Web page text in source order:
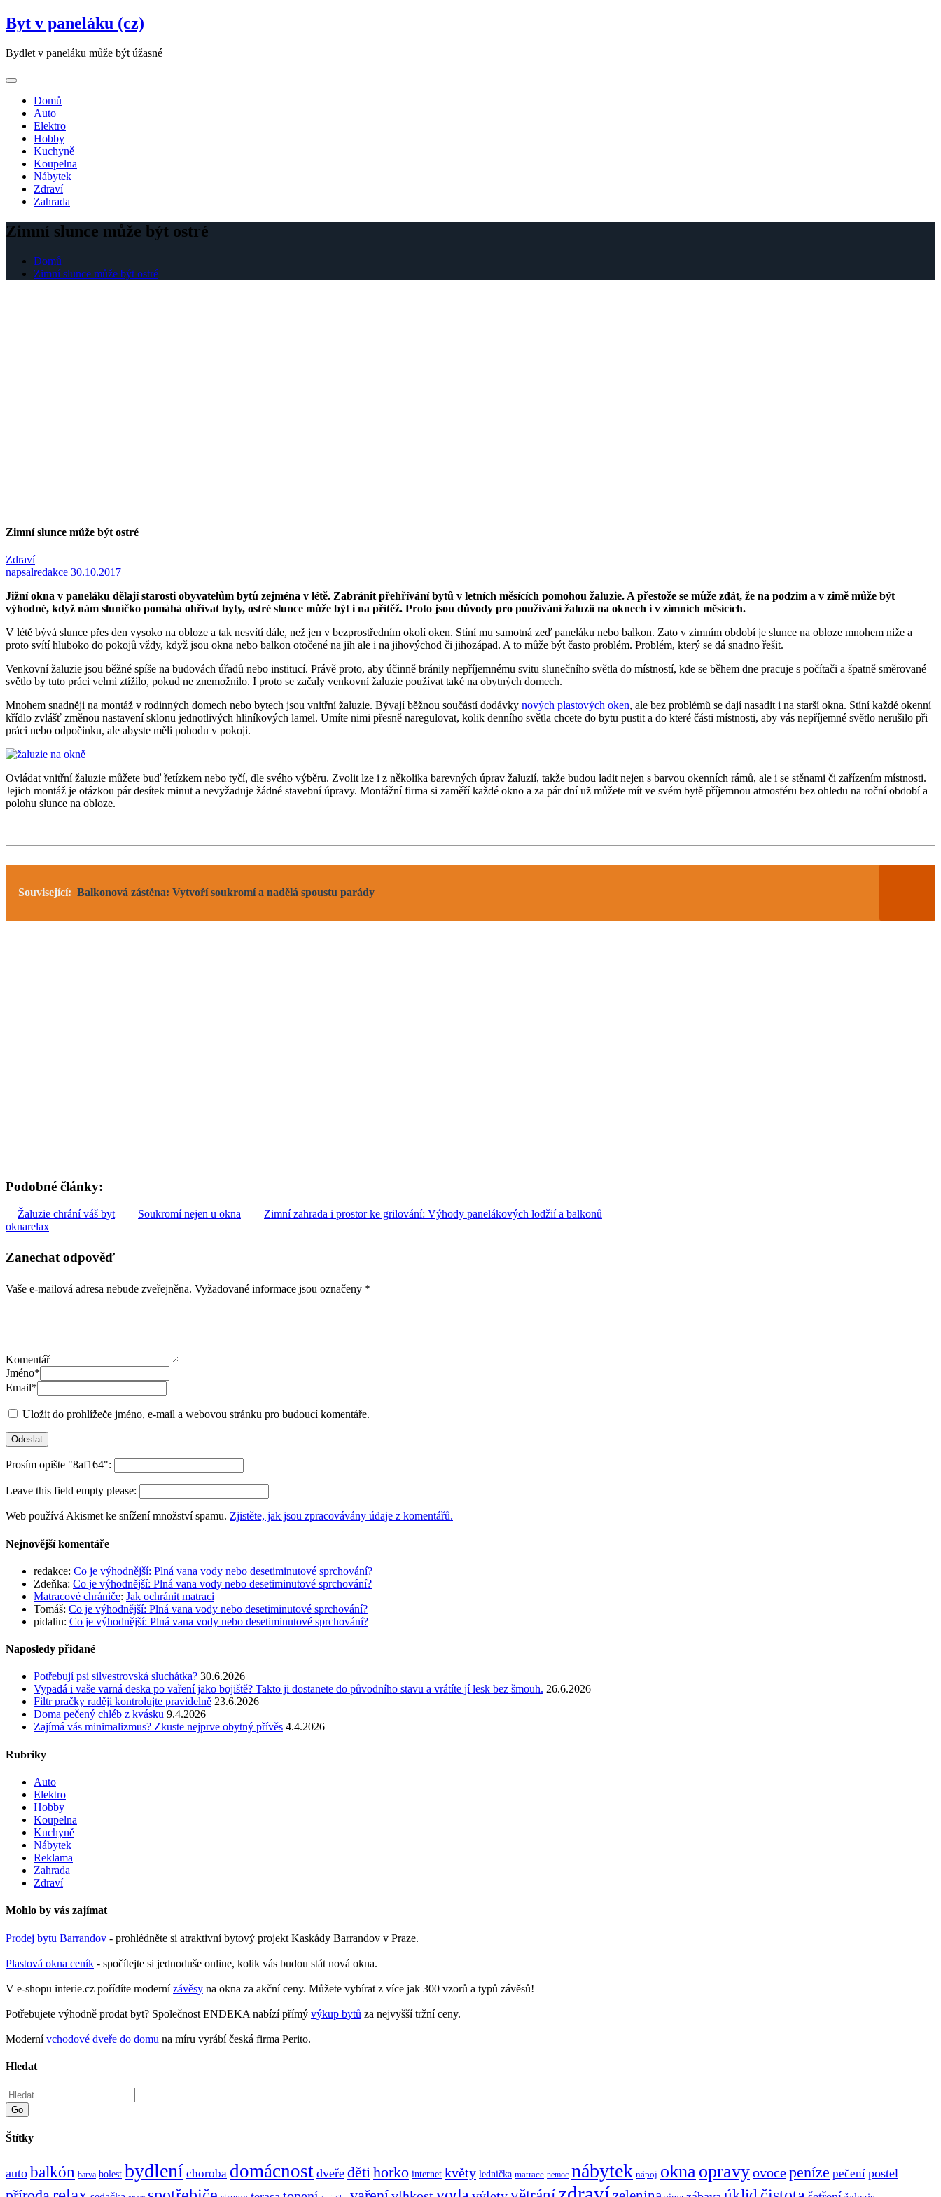
Skip
to
Byt v paneláku (cz)
Bydlet v paneláku může být úžasné
Domů
Auto
Elektro
Hobby
Kuchyně
Koupelna
Nábytek
Zdraví
Zahrada
Zimní slunce může být ostré
Domů
Zimní slunce může být ostré
Zimní slunce může být ostré
Zdraví
napsalredakce 30.10.2017
Jižní okna v paneláku dělají starosti obyvatelům bytů zejména v létě. Zabránit přehřívání bytů v letních měsících pomohou žaluzie. A přestože se může zdát, že na podzim a v zimě může být
výhodné, když nám sluníčko pomáhá ohřívat byty, ostré slunce může být i na přítěž. Proto jsou důvody pro používání žaluzií na oknech i v zimních měsících.
V létě bývá slunce přes den vysoko na obloze a tak nesvítí dále, než jen v bezprostředním okolí oken. Stíní mu samotná zeď paneláku nebo balkon. Zato v zimním období je slunce na obloze mnohem niže a
proto svítí hluboko do pokojů vždy, když jsou okna nebo balkon otočené na jih ale i na jihovýchod či jihozápad. A to může být často problém. Problém, který se dá snadno řešit.
Venkovní žaluzie jsou běžné spíše na budovách úřadů nebo institucí. Právě proto, aby účinně bránily nepříjemnému svitu slunečního světla do místností, kde se během dne pracuje s počítači a špatně směrované
světlo by tuto práci velmi ztížilo, pokud ne znemožnilo. I proto se začaly venkovní žaluzie používat také na obytných domech.
Mnohem snadněji na montáž v rodinných domech nebo bytech jsou vnitřní žaluzie. Bývají běžnou součástí dodávky nových plastových oken, ale bez problémů se dají nasadit i na starší okna. Stíní každé okenní
křídlo zvlášť změnou nastavení sklonu jednotlivých hliníkových lamel. Umíte nimi přesně naregulovat, kolik denního světla chcete do bytu pustit a do které části místnosti, aby vás nepříjemné světlo nerušilo při
práci nebo odpočinku, ale abyste měli pohodu v pokoji.
Ovládat vnitřní žaluzie můžete buď řetízkem nebo tyčí, dle svého výběru. Zvolit lze i z několika barevných úprav žaluzií, takže budou ladit nejen s barvou okenních rámů, ale i se stěnami či zařízením místnosti.
Jejich montáž je otázkou pár desítek minut a nevyžaduje žádné stavební úpravy. Montážní firma si zaměří každé okno a za pár dní už můžete mít ve svém bytě příjemnou atmosféru bez ohledu na roční období a
polohu slunce na obloze.
Související: Balkonová zástěna: Vytvoří soukromí a nadělá spoustu parády
Podobné články:
Žaluzie chrání váš byt Soukromí nejen u okna
Zimní zahrada i prostor ke grilování: Výhody panelákových lodžií a balkonů
oknarelax
Zanechat odpověď
Vaše e-mailová adresa nebude zveřejněna. Vyžadované informace jsou označeny *
Komentář
Jméno*
Email*
Uložit do prohlížeče jméno, e-mail a webovou stránku pro budoucí komentáře.
Prosím opište "8af164":
Leave this field empty please:
Web používá Akismet ke snížení množství spamu. Zjistěte, jak jsou zpracovávány údaje z komentářů.
Nejnovější komentáře
redakce: Co je výhodnější: Plná vana vody nebo desetiminutové sprchování?
Zdeňka: Co je výhodnější: Plná vana vody nebo desetiminutové sprchování?
Matracové chrániče: Jak ochránit matraci
Tomáš: Co je výhodnější: Plná vana vody nebo desetiminutové sprchování?
pidalin: Co je výhodnější: Plná vana vody nebo desetiminutové sprchování?
Naposledy přidané
Potřebují psi silvestrovská sluchátka? 30.6.2026
Vypadá i vaše varná deska po vaření jako bojiště? Takto ji dostanete do původního stavu a vrátíte jí lesk bez šmouh. 26.6.2026
Filtr pračky raději kontrolujte pravidelně 23.6.2026
Doma pečený chléb z kvásku 9.4.2026
Zajímá vás minimalizmus? Zkuste nejprve obytný přívěs 4.4.2026
Rubriky
Auto
Elektro
Hobby
Koupelna
Kuchyně
Nábytek
Reklama
Zahrada
Zdraví
Mohlo by vás zajímat
Prodej bytu Barrandov - prohlédněte si atraktivní bytový projekt Kaskády Barrandov v Praze.
Plastová okna ceník - spočítejte si jednoduše online, kolik vás budou stát nová okna.
V e-shopu interie.cz pořídíte modernízávěsy na okna za akční ceny. Můžete vybírat z více jak 300 vzorů a typů závěsů!
Potřebujete výhodně prodat byt? Společnost ENDEKA nabízí přímý výkup bytů za nejvyšší tržní ceny.
Modernívchodové dveře do domu na míru vyrábí česká firma Perito.
Hledat
Go
Štítky
auto balkón barva bolest bydlení choroba domácnost dveře děti horko internet květy lednička matrace nemoc nábytek nápoj okna opravyovocepeníze pečení postel